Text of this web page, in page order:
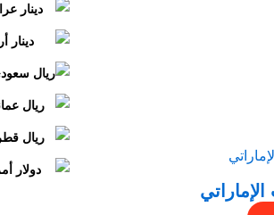
دينار
دينار
ريال
ريال
ريال
دولار